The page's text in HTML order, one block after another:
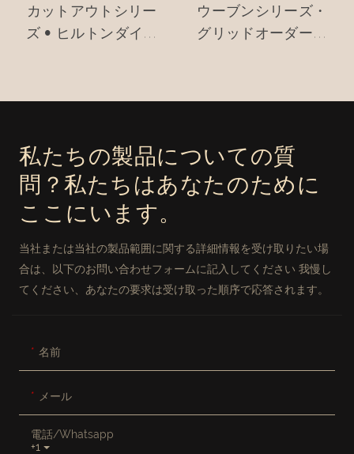
カットアウトシリー
ズ • ヒルトンダイニ
ウーブンシリーズ・
グリッドオーダー・
私たちの製品についての質
問？私たちはあなたのために
ここにいます。
当社または当社の製品範囲に関する詳細情報を受け取りたい場
合は、以下のお問い合わせフォームに記入してください 我慢し
てください、あなたの要求は受け取った順序で応答されます。
名前
メール
+1
電話/whatsapp